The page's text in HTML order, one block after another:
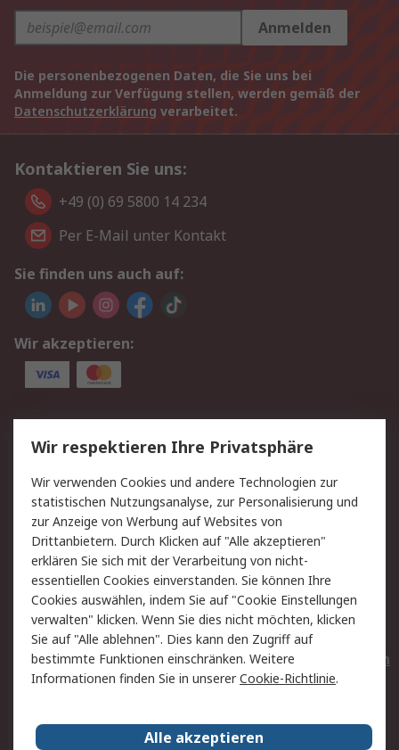
Anmelden
Die personenbezogenen Daten, die Sie uns bei
Anmeldung zur Verfügung stellen, werden gemäß der
Datenschutzerklärung verarbeitet.
Kontaktieren Sie uns:
+49 (0) 69 5800 14 234
Per E-Mail unter Kontakt
Sie finden uns auch auf:
Wir akzeptieren:
Service
Value Added Services
Lieferlösungen
Rücksendungen
Kontakt
Hilfe
Privatkunden
Rechtliches
AGB
Datenschutz
Cookie-Richtlinie
Zahlungsbedingungen
Copyright/Impressum
Entsorgung
Elektrogeräte/Batterien
RS weltweit
Wir respektieren Ihre Privatsphäre
Wir verwenden Cookies und andere Technologien zur
statistischen Nutzungsanalyse, zur Personalisierung und
zur Anzeige von Werbung auf Websites von
Drittanbietern. Durch Klicken auf "Alle akzeptieren"
erklären Sie sich mit der Verarbeitung von nicht-
essentiellen Cookies einverstanden. Sie können Ihre
Cookies auswählen, indem Sie auf "Cookie Einstellungen
verwalten" klicken. Wenn Sie dies nicht möchten, klicken
Sie auf "Alle ablehnen". Dies kann den Zugriff auf
bestimmte Funktionen einschränken. Weitere
Informationen finden Sie in unsererCookie-Richtlinie.
Alle akzeptieren